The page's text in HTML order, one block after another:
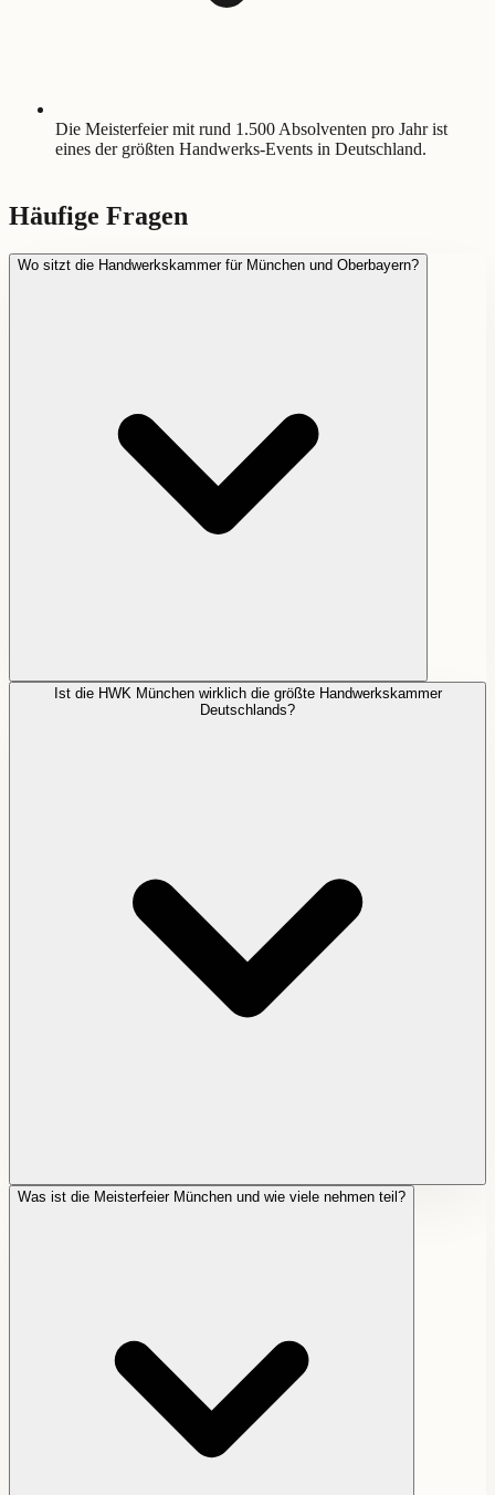
Die Meisterfeier mit rund 1.500 Absolventen pro Jahr ist
eines der größten Handwerks-Events in Deutschland.
Häufige Fragen
Wo sitzt die Handwerkskammer für München und Oberbayern?
Ist die HWK München wirklich die größte Handwerkskammer
Deutschlands?
Was ist die Meisterfeier München und wie viele nehmen teil?